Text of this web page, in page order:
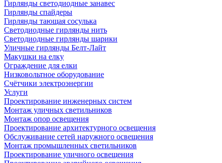
Гирлянды светодиодные занавес
Гирлянды спайдеры
Гирлянды тающая сосулька
Светодиодные гирлянды нить
Светодиодные гирлянды шарики
Уличные гирлянды Белт-Лайт
Макушки на елку
Ограждение для елки
Низковольтное оборудование
Счётчики электроэнергии
Услуги
Проектирование инженерных систем
Монтаж уличных светильников
Монтаж опор освещения
Проектирование архитектурного освещения
Обслуживание сетей наружного освещения
Монтаж промышленных светильников
Проектирование уличного освещения